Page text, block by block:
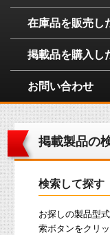
在庫品を販売し
掲載品を購入し
お問い合わせ
掲載製品の
検索して探す
お探しの製品型
索ボタンをクリ